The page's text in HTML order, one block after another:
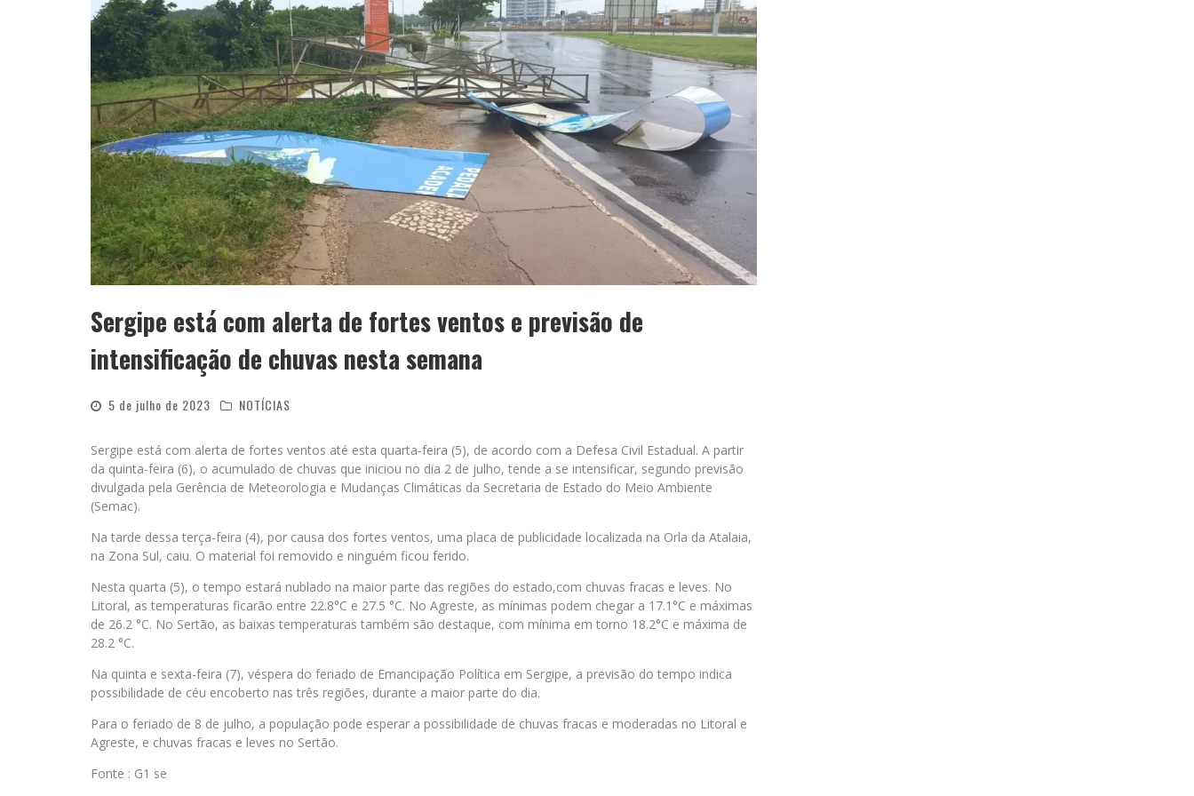
Sergipe está com alerta de fortes ventos e previsão de
intensificação de chuvas nesta semana
5 de julho de 2023 NOTÍCIAS
Sergipe está com alerta de fortes ventos até esta quarta-feira (5), de acordo com a Defesa Civil Estadual. A partir
da quinta-feira (6), o acumulado de chuvas que iniciou no dia 2 de julho, tende a se intensificar, segundo previsão
divulgada pela Gerência de Meteorologia e Mudanças Climáticas da Secretaria de Estado do Meio Ambiente
(Semac).
Na tarde dessa terça-feira (4), por causa dos fortes ventos, uma placa de publicidade localizada na Orla da Atalaia,
na Zona Sul, caiu. O material foi removido e ninguém ficou ferido.
Nesta quarta (5), o tempo estará nublado na maior parte das regiões do estado,com chuvas fracas e leves. No
Litoral, as temperaturas ficarão entre 22.8°C e 27.5 °C. No Agreste, as mínimas podem chegar a 17.1°C e máximas
de 26.2 °C. No Sertão, as baixas temperaturas também são destaque, com mínima em torno 18.2°C e máxima de
28.2 °C.
Na quinta e sexta-feira (7), véspera do feriado de Emancipação Política em Sergipe, a previsão do tempo indica
possibilidade de céu encoberto nas três regiões, durante a maior parte do dia.
Para o feriado de 8 de julho, a população pode esperar a possibilidade de chuvas fracas e moderadas no Litoral e
Agreste, e chuvas fracas e leves no Sertão.
Fonte : G1 se